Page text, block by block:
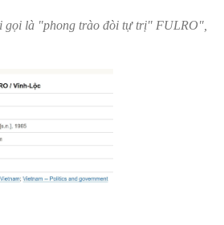
gọi là "phong trào đòi tự trị" FULRO",